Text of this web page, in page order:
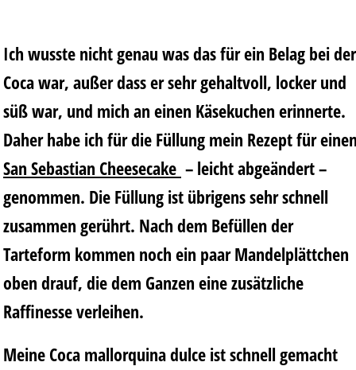
Ich wusste nicht genau was das für ein Belag bei der
Coca war, außer dass er sehr gehaltvoll, locker und
süß war, und mich an einen Käsekuchen erinnerte.
Daher habe ich für die Füllung mein Rezept für
San Sebastian Cheesecake – leicht abgeändert –
genommen. Die Füllung ist übrigens sehr schnell
zusammen gerührt. Nach dem Befüllen der
Tarteform kommen noch ein paar Mandelplättchen
oben drauf, die dem Ganzen eine zusätzliche
Raffinesse verleihen.
Meine Coca mallorquina dulce ist schnell gemacht